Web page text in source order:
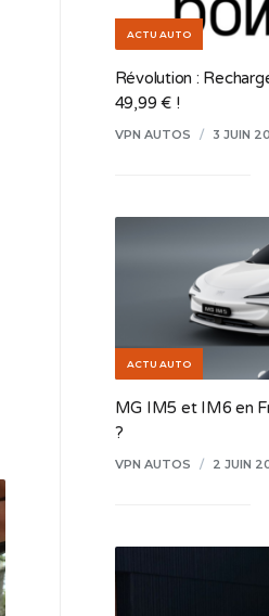
ACTU AUTO
Révolution :
49,99 € !
VPN AUTOS / 3 JUIN
ACTU AUTO
MG IM5 et IM6 en
?
VPN AUTOS / 2 JUIN